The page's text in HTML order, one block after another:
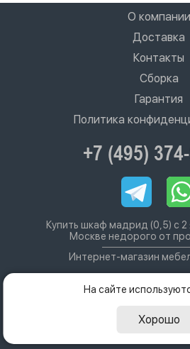
О компании
Доставка
Контакты
Сборка
Гарантия
Политика
+7 (495)
Купить шкаф мадрид (0,5) с
Москве недорого от
Интернет-магазин
На сайте
Хорошо